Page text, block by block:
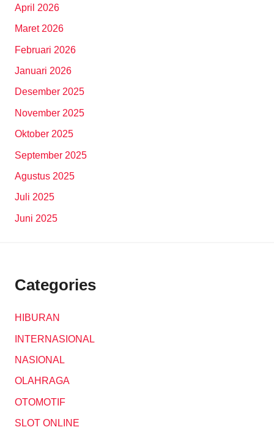
April 2026
Maret 2026
Februari 2026
Januari 2026
Desember 2025
November 2025
Oktober 2025
September 2025
Agustus 2025
Juli 2025
Juni 2025
Categories
HIBURAN
INTERNASIONAL
NASIONAL
OLAHRAGA
OTOMOTIF
SLOT ONLINE